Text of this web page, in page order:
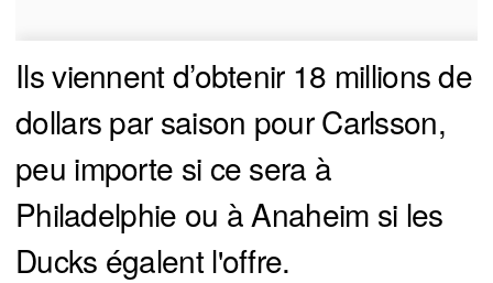
Ils viennent d’obtenir 18 millions de
dollars par saison pour Carlsson,
peu importe si ce sera à
Philadelphie ou à Anaheim si les
Ducks égalent l'offre.